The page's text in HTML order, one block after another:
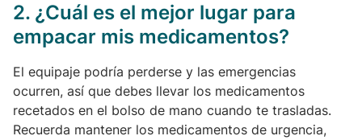
2. ¿Cuál es el mejor lugar para
empacar mis medicamentos?
El equipaje podría perderse y las emergencias
ocurren, así que debes llevar los medicamentos
recetados en el bolso de mano cuando te trasladas.
Recuerda mantener los medicamentos de urgencia,